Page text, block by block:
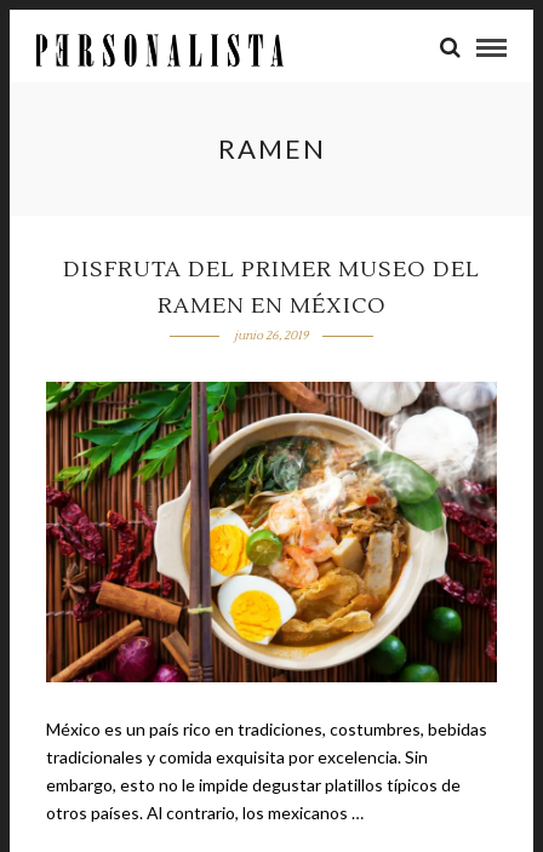
RAMEN
DISFRUTA DEL PRIMER MUSEO DEL
RAMEN EN MÉXICO
junio 26, 2019
México es un país rico en tradiciones, costumbres, bebidas
tradicionales y comida exquisita por excelencia. Sin
embargo, esto no le impide degustar platillos típicos de
otros países. Al contrario, los mexicanos …